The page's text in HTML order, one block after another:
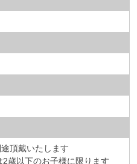
頂戴いたします
歳以下のお子様に限ります